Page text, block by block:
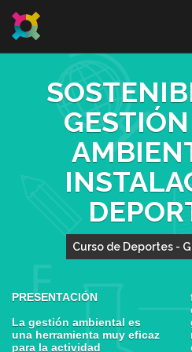
Curso de Deportes -
PRESENTACIÓN
La gestión ambiental es
una herramienta muy eficaz
para la actividad